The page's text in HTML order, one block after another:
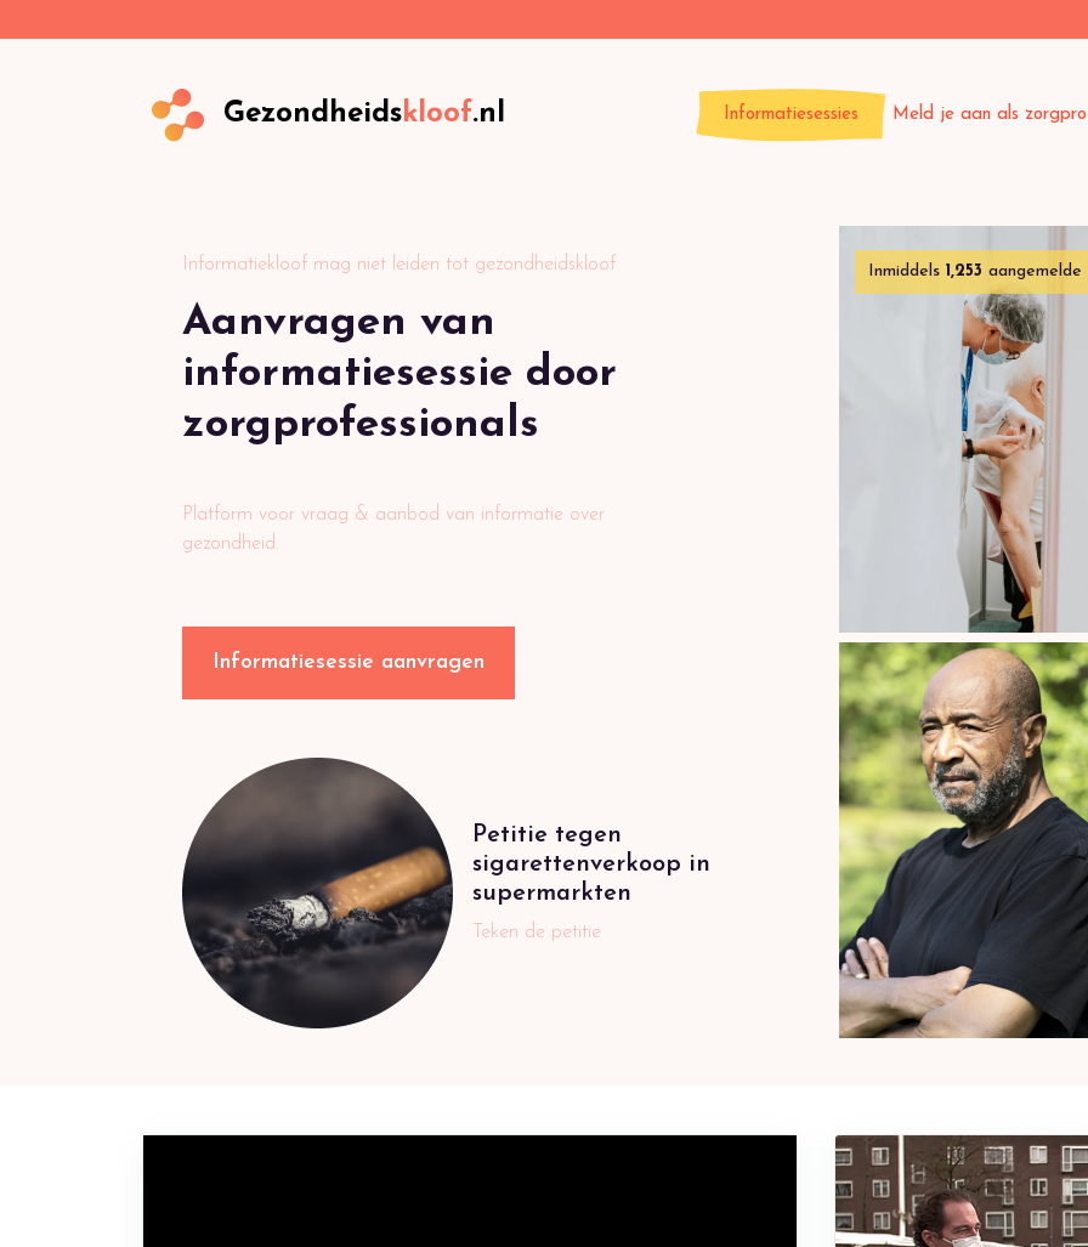
Gezondheids kloof.nl Informatiesessies Meld je aan als
Informatiekloof mag niet leiden tot gezondheidskloof
Aanvragen van
informatiesessie door
zorgprofessionals
Platform voor vraag & aanbod van informatie over
gezondheid.
Informatiesessie aanvragen
Petitie tegen
sigarettenverkoop in
supermarkten
Teken de petitie
Inmiddels 1,253 aangemelde